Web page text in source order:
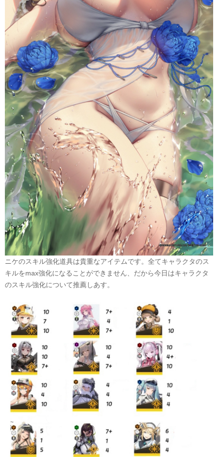
ニケのスキル強化道具は貴重なアイテムです。全てキャラクタのス
キルをmax強化になることができません、だから今日はキャラクタ
のスキル強化について推薦しあす。